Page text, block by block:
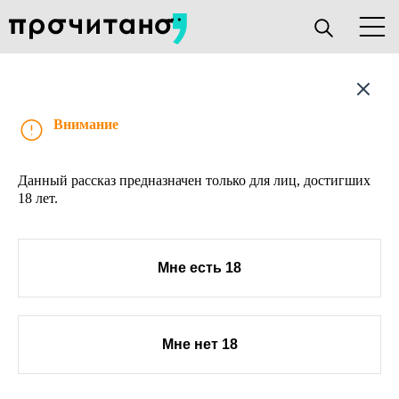
Внимание
Данный рассказ предназначен только для лиц, достигших
18 лет.
Мне есть 18
Мне нет 18